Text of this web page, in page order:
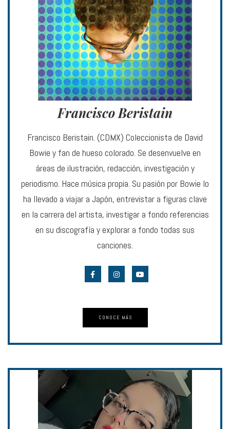
Francisco Beristain
Francisco Beristain. (CDMX) Coleccionista de David
Bowie y fan de hueso colorado. Se desenvuelve en
áreas de ilustración, redacción, investigación y
periodismo. Hace música propia. Su pasión por Bowie lo
ha llevado a viajar a Japón, entrevistar a figuras clave
en la carrera del artista, investigar a fondo referencias
en su discografía y explorar a fondo todas sus
canciones.
CONOCE MÁS